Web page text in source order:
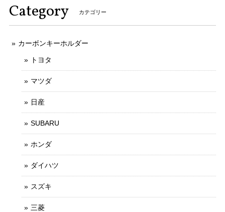
Category カテゴリー
カーボンキーホルダー
トヨタ
マツダ
日産
SUBARU
ホンダ
ダイハツ
スズキ
三菱